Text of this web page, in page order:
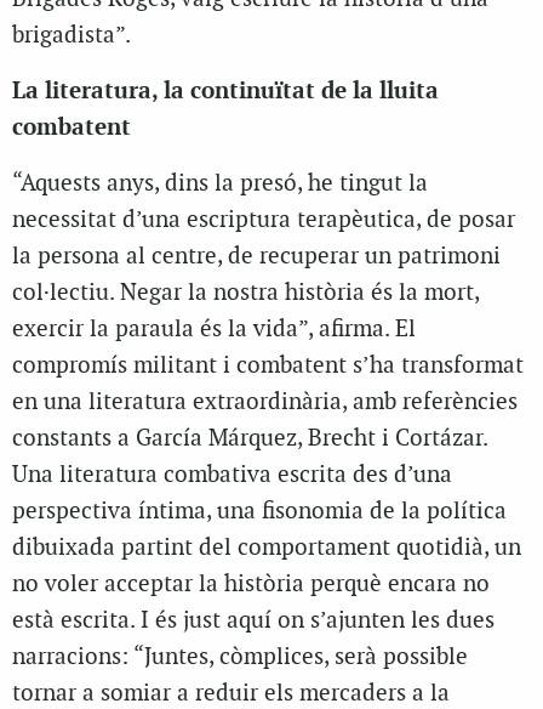
brigadista”.
La literatura, la continuïtat de la lluita
combatent
“Aquests anys, dins la presó, he tingut la
necessitat d’una escriptura terapèutica, de posar
la persona al centre, de recuperar un patrimoni
col·lectiu. Negar la nostra història és la mort,
exercir la paraula és la vida”, afirma. El
compromís militant i combatent s’ha transformat
en una literatura extraordinària, amb referències
constants a García Márquez, Brecht i Cortázar.
Una literatura combativa escrita des d’una
perspectiva íntima, una fisonomia de la política
dibuixada partint del comportament quotidià, un
no voler acceptar la història perquè encara no
està escrita. I és just aquí on s’ajunten les dues
narracions: “Juntes, còmplices, serà possible
tornar a somiar a reduir els mercaders a la